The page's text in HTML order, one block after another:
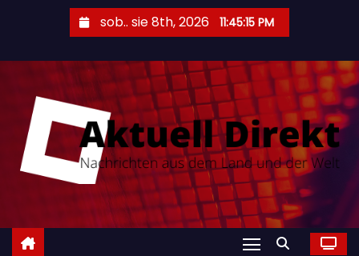
e
sob.. sie 8th, 2026 11:45:16 PM